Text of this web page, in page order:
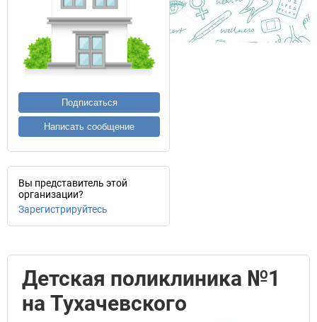
Подписаться
Написать сообщение
Вы представитель этой
организации?
Зарегистрируйтесь
Детская поликлиника №1
на Тухачевского